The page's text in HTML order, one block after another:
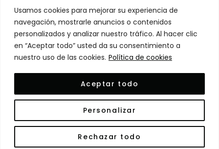
Usamos cookies para mejorar su experiencia de
navegación, mostrarle anuncios o contenidos
personalizados y analizar nuestro tráfico. Al hacer clic
en “Aceptar todo” usted da su consentimiento a
nuestro uso de las cookies. Política de cookies
Personalizar
Rechazar todo
Aceptar todo
ventas@decorpma.com
Correo electrónico
Atención al Cliente
© Copyright 2024 Decor Panamá. Todos los derechos